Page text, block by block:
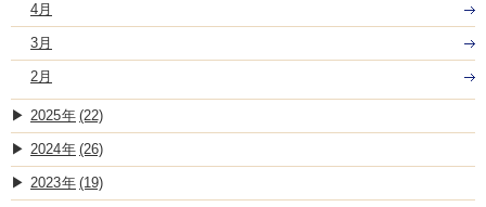
4月
3月
2月
2025 (22)
2024 (26)
2023 (19)